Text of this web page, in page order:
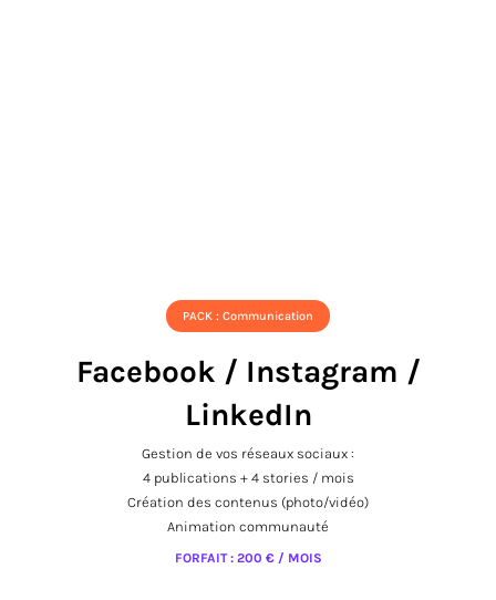
PACK : Communication
Facebook / Instagram /
LinkedIn
Gestion de vos réseaux sociaux :
4 publications + 4 stories / mois
Création des contenus (photo/vidéo)
Animation communauté
FORFAIT : 200 € / MOIS